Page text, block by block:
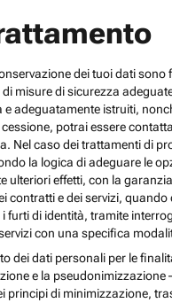
dei tuoi dati
misure di sicurezza
adeguatamente istruiti,
potrai essere
Nel caso dei trattamenti di
la logica di adeguare le
ulteriori effetti, con la
contratti e dei servizi,
furti di identità, tramite
con una specifica
dei dati personali per le
e la
principi di minimizzazione,